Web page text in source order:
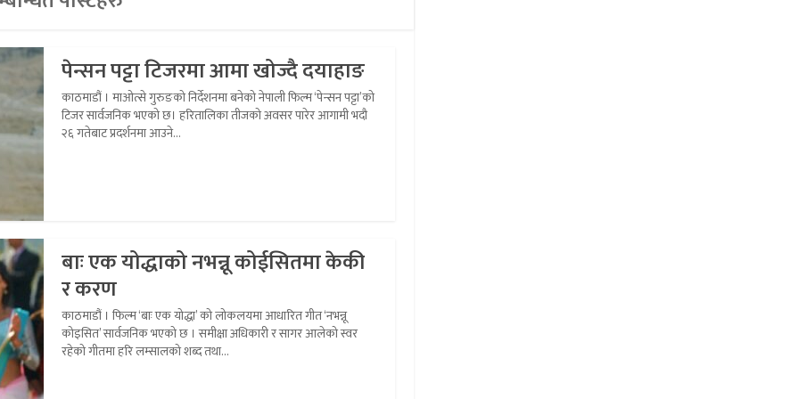
पेन्सन पट्टा टिजरमा आमा खोज्दै दयाहाङ
काठमाडौं । माओत्से गुरुङको निर्देशनमा बनेको नेपाली फिल्म ‘पेन्सन पट्टा’को
टिजर सार्वजनिक भएको छ। हरितालिका तीजको अवसर पारेर आगामी भदौ
२६ गतेबाट प्रदर्शनमा आउने...
बाः एक योद्धाको नभन्नू कोईसितमा केकी
र करण
काठमाडौं । फिल्म ‘बाः एक योद्धा’ को लोकलयमा आधारित गीत ‘नभन्नू
कोइसित’ सार्वजनिक भएको छ । समीक्षा अधिकारी र सागर आलेको स्वर
रहेको गीतमा हरि लम्सालको शब्द तथा...